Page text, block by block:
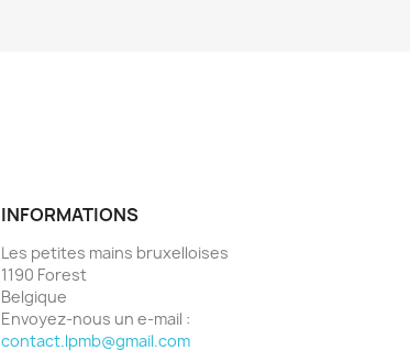
INFORMATIONS
Les petites mains bruxelloises
1190 Forest
Belgique
Envoyez-nous un e-mail :
contact.lpmb@gmail.com